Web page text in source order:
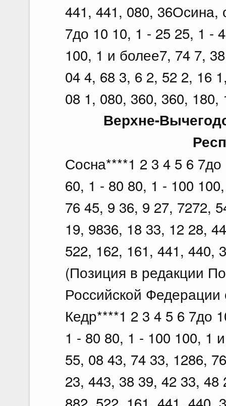
441, 441, 080, 36Осина,
7до 10 10, 1 - 25 25, 1 -
100, 1 и более7, 74 7,
04 4, 68 3, 6 2, 52 2, 16
08 1, 080, 360, 360, 180,
Верхне-
Сосна****1 2 3 4 5 6
60, 1 - 80 80, 1 - 100
76 45, 9 36, 9 27, 7272,
19, 9836, 18 33, 12 28,
522, 162, 161, 441, 440,
(Позиция в редакции
Российской
Кедр****1 2 3 4 5 6 7до
1 - 80 80, 1 - 100 100, 1
55, 08 43, 74 33, 1286,
23, 443, 38 39, 42 33,